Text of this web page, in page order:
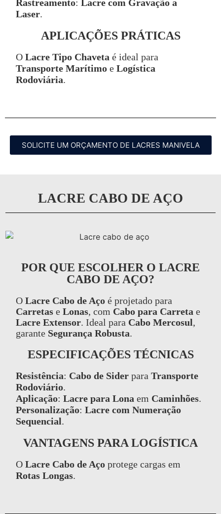
Rastreamento:
Lacre com Gravação a
Laser.
APLICAÇÕES PRÁTICAS
O Lacre Tipo Chaveta é ideal para
Transporte Marítimo e Logística
Rodoviária.
SOLICITE UM ORÇAMENTO DE LACRES MANIVELA
LACRE CABO DE AÇO
POR QUE ESCOLHER O LACRE
CABO DE AÇO?
O Lacre Cabo de Aço é projetado para
Carretas e Lonas, com Cabo para Carreta e
Lacre Extensor. Ideal para Cabo Mercosul,
garante Segurança Robusta.
ESPECIFICAÇÕES TÉCNICAS
Resistência: Cabo de Sider para Transporte
Rodoviário.
Aplicação: Lacre para Lona em Caminhões.
Personalização: Lacre com Numeração
Sequencial.
VANTAGENS PARA LOGÍSTICA
O Lacre Cabo de Aço protege cargas em
Rotas Longas.